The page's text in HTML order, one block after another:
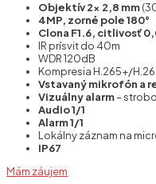
Objektív 2x 2,8 mm
4MP, zorné pole 180°
Clona F1.6, citlivosť
IR prísvit do 40m
WDR 120dB
Kompresia H.265+/
Vstavaný mikrofón a
Vizuálny alarm–
Audio 1/1
Alarm 1/1
Lokálny záznam na
IP67
Mám záujem